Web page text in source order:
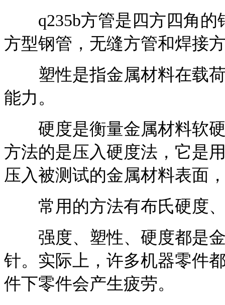
q235b方管是四方四角的
方型钢管，无缝方管和焊接
塑性是指金属材料在载荷
能力。
硬度是衡量金属材料软硬
方法的是压入硬度法，它是
压入被测试的金属材料表面
常用的方法有布氏硬度、
强度、塑性、硬度都是金
针。实际上，许多机器零件
件下零件会产生疲劳。